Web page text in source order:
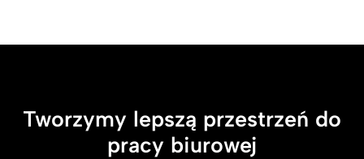
Tworzymy lepszą przestrzeń do
pracy biurowej